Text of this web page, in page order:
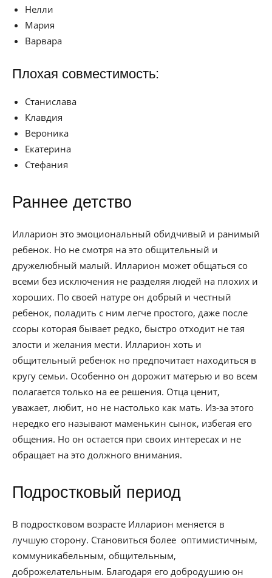
Нелли
Мария
Варвара
Плохая совместимость:
Станислава
Клавдия
Вероника
Екатерина
Стефания
Раннее детство
Илларион это эмоциональный обидчивый и ранимый
ребенок. Но не смотря на это общительный и
дружелюбный малый. Илларион может общаться со
всеми без исключения не разделяя людей на плохих и
хороших. По своей натуре он добрый и честный
ребенок, поладить с ним легче простого, даже после
ссоры которая бывает редко, быстро отходит не тая
злости и желания мести. Илларион хоть и
общительный ребенок но предпочитает находиться в
кругу семьи. Особенно он дорожит матерью и во всем
полагается только на ее решения. Отца ценит,
уважает, любит, но не настолько как мать. Из-за этого
нередко его называют маменькин сынок, избегая его
общения. Но он остается при своих интересах и не
обращает на это должного внимания.
Подростковый период
В подростковом возрасте Илларион меняется в
лучшую сторону. Становиться более оптимистичным,
коммуникабельным, общительным,
доброжелательным. Благодаря его добродушию он